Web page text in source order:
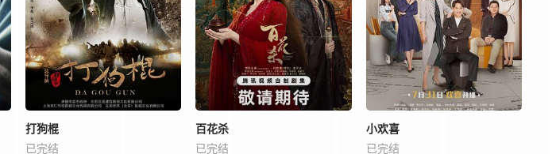
打狗棍
已完结
百花杀
已完结
小欢喜
已完结